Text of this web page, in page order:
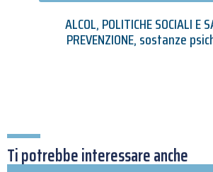
ALCOL,POLITICHE SOCIALI E
PREVENZIONE,sostanze
Ti potrebbe interessare anche